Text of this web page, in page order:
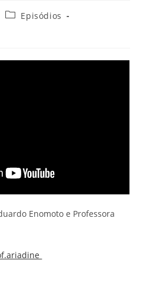
Categoria
Episódios
Enomoto e Professora